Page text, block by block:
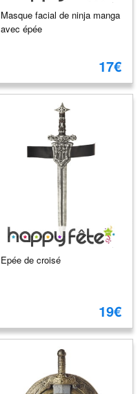
Masque facial de ninja manga
avec épée
17€
Epée de croisé
19€